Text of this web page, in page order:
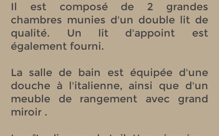
Il est composé de 2 grandes
chambres munies d'un double lit de
qualité. Un lit d'appoint est
également fourni.
La salle de bain est équipée d'une
douche à l'italienne, ainsi que d'un
meuble de rangement avec grand
miroir .